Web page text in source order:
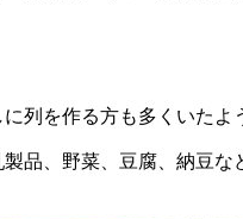
列を作る方も多くいた
品、野菜、豆腐、納豆な